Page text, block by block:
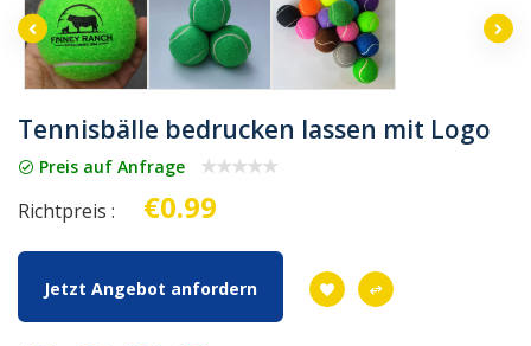
Tennisbälle bedrucken lassen mit Logo
Preis auf Anfrage
Richtpreis : €0.99
Jetzt Angebot anfordern